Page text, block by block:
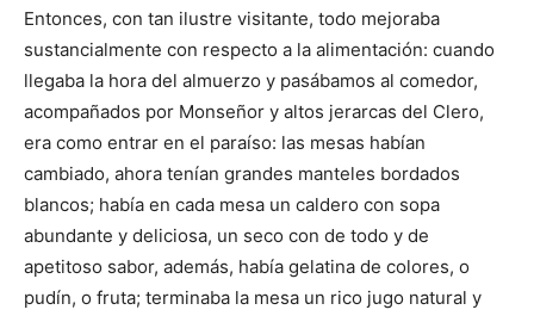
Entonces, con tan ilustre visitante, todo mejoraba
sustancialmente con respecto a la alimentación: cuando
llegaba la hora del almuerzo y pasábamos al comedor,
acompañados por Monseñor y altos jerarcas del Clero,
era como entrar en el paraíso: las mesas habían
cambiado, ahora tenían grandes manteles bordados
blancos; había en cada mesa un caldero con sopa
abundante y deliciosa, un seco con de todo y de
apetitoso sabor, además, había gelatina de colores, o
pudín, o fruta; terminaba la mesa un rico jugo natural y